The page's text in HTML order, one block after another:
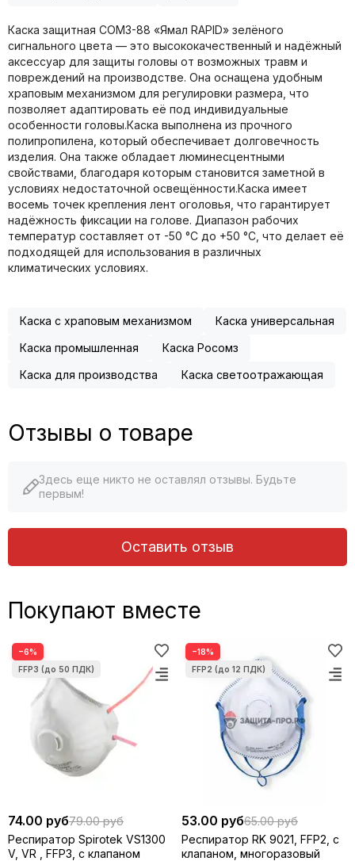
Каска защитная СОМЗ-88 «Ямал RAPID» зелёного
сигнального цвета — это высококачественный и надёжный
аксессуар для защиты головы от возможных травм и
повреждений на производстве. Она оснащена удобным
храповым механизмом для регулировки размера, что
позволяет адаптировать её под индивидуальные
особенности головы.Каска выполнена из прочного
полипропилена, который обеспечивает долговечность
изделия. Она также обладает люминесцентными
свойствами, благодаря которым становится заметной в
условиях недостаточной освещённости.Каска имеет
восемь точек крепления лент оголовья, что гарантирует
надёжность фиксации на голове. Диапазон рабочих
температур составляет от -50 °C до +50 °C, что делает её
подходящей для использования в различных
климатических условиях.
Каска с храповым механизмом
Каска универсальная
Каска промышленная
Каска Росомз
Каска для производства
Каска светоотражающая
Отзывы о товаре
Здесь еще никто не оставлял отзывы. Будьте
первым!
Оставить отзыв
Покупают вместе
−6%
74.00 руб79.00 руб
Респиратор Spirotek VS1300
V, VR , FFP3, с клапаном
−18%
53.00 руб65.00 руб
Респиратор RK 9021, FFP2, с
клапаном, многоразовый